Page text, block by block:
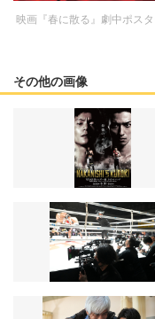
映画『春に散る』劇中ポス
その他の画像